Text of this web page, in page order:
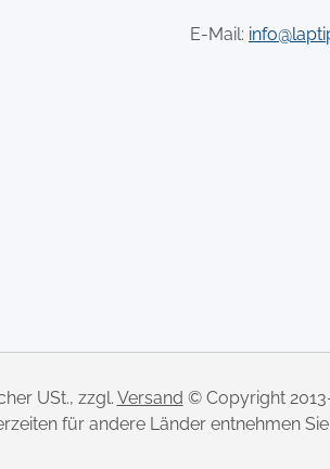
E-Mail:
USt., zzgl. Versand © Copyright
für andere Länder entnehmen